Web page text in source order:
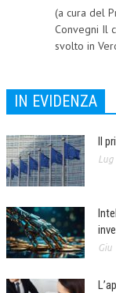
DIRITTO DEL
DIRITTO
SICUREZZA
FISCO
DIRITTO
TAX RISK
CRIMINOLOGIA
CFC E
(a cura del
Convegni Il
svolto in
IN EVIDENZA
Il
Lug
Giu